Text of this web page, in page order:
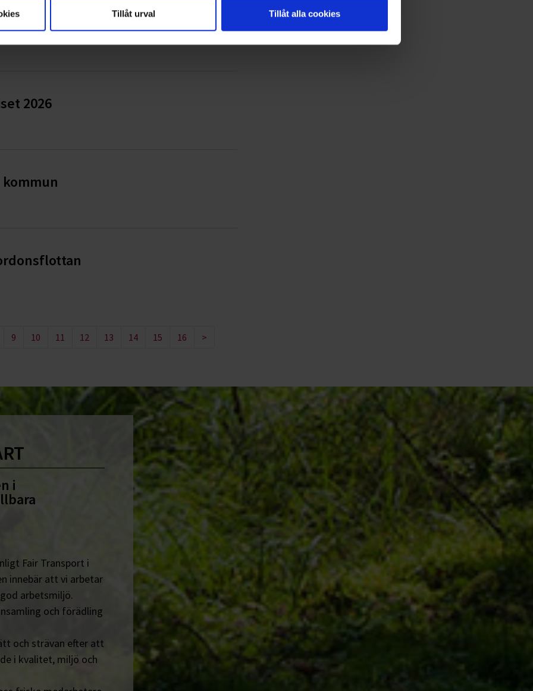
Tillåt urval Tillåt alla cookies
bästa avfallskommun
2026
9 10 11 12 13 14 15 16 >
i
Fair Transport i
innebär att vi arbetar
arbetsmiljö.
och förädling
och strävan efter att
i kvalitet, miljö och